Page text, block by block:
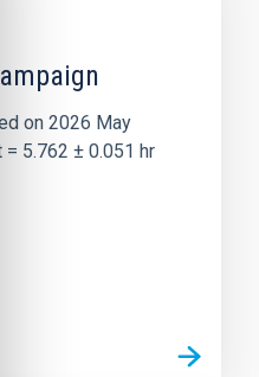
on 2026 May
5.762 ± 0.051 hr